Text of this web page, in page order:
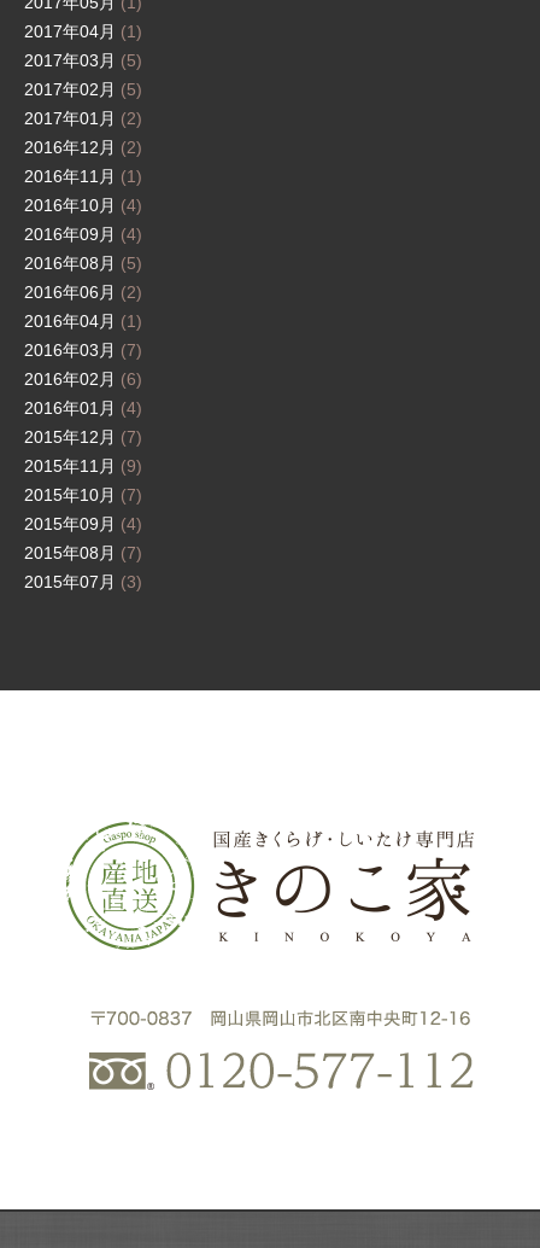
2017年04月 (1)
2017年03月 (5)
2017年02月 (5)
2017年01月 (2)
2016年12月 (2)
2016年11月 (1)
2016年10月 (4)
2016年09月 (4)
2016年08月 (5)
2016年06月 (2)
2016年04月 (1)
2016年03月 (7)
2016年02月 (6)
2016年01月 (4)
2015年12月 (7)
2015年11月 (9)
2015年10月 (7)
2015年09月 (4)
2015年08月 (7)
2015年07月 (3)